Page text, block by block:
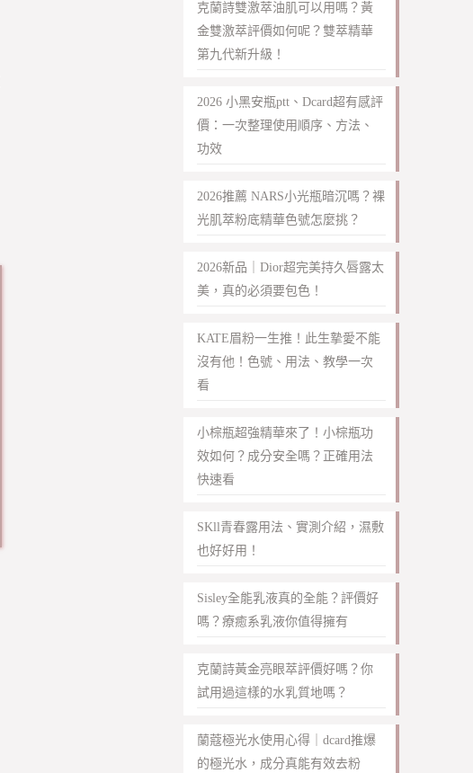
克蘭詩雙激萃油肌可以用嗎？黃
金雙激萃評價如何呢？雙萃精華
第九代新升級！
2026 小黑安瓶ptt、Dcard超有感評
價：一次整理使用順序、方法、
功效
2026推薦 NARS小光瓶暗沉嗎？裸
光肌萃粉底精華色號怎麼挑？
2026新品｜Dior超完美持久唇露太
美，真的必須要包色！
KATE眉粉一生推！此生摯愛不能
沒有他！色號、用法、教學一次
看
小棕瓶超強精華來了！小棕瓶功
效如何？成分安全嗎？正確用法
快速看
SKll青春露用法、實測介紹，濕敷
也好好用！
Sisley全能乳液真的全能？評價好
嗎？療癒系乳液你值得擁有
克蘭詩黃金亮眼萃評價好嗎？你
試用過這樣的水乳質地嗎？
蘭蔻極光水使用心得｜dcard推爆
的極光水，成分真能有效去粉